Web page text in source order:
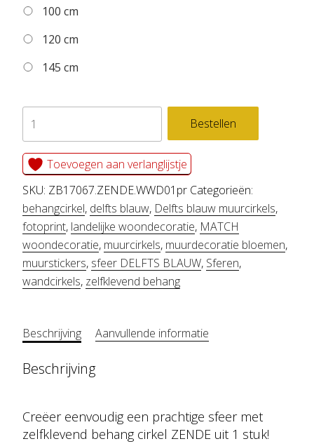
100 cm
120 cm
145 cm
zelfklevend
behang
cirkel
ZENDE
aantal
Bestellen
Toevoegen aan verlanglijstje
SKU: ZB17067.ZENDE.WWD01pr Categorieën:
behangcirkel, delfts blauw, Delfts blauw muurcirkels,
fotoprint, landelijke woondecoratie, MATCH
woondecoratie, muurcirkels, muurdecoratie bloemen,
muurstickers, sfeer DELFTS BLAUW, Sferen,
wandcirkels, zelfklevend behang
Beschrijving Aanvullende informatie
Beschrijving
Creëer eenvoudig een prachtige sfeer met
zelfklevend behang cirkel ZENDE uit 1 stuk!